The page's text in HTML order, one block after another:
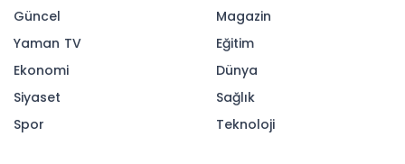
Güncel
Yaman TV
Ekonomi
Siyaset
Spor
Magazin
Eğitim
Dünya
Sağlık
Teknoloji